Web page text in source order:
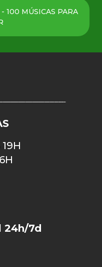
100 MÚSICAS PARA
24h/7d